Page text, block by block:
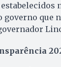
que